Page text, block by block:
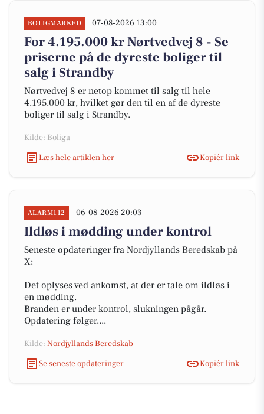
BOLIGMARKED 07-08-2026 13:00
For 4.195.000 kr Nørtvedvej 8 - Se
priserne på de dyreste boliger til
salg i Strandby
Nørtvedvej 8 er netop kommet til salg til hele
4.195.000 kr, hvilket gør den til en af de dyreste
boliger til salg i Strandby.
Kilde: Boliga
Læs hele artiklen her
Kopiér link
ALARM112 06-08-2026 20:03
Ildløs i mødding under kontrol
Seneste opdateringer fra Nordjyllands Beredskab på
X:
Det oplyses ved ankomst, at der er tale om ildløs i
en mødding.
Branden er under kontrol, slukningen pågår.
Opdatering følger....
Kilde: Nordjyllands Beredskab
Se seneste opdateringer
Kopiér link